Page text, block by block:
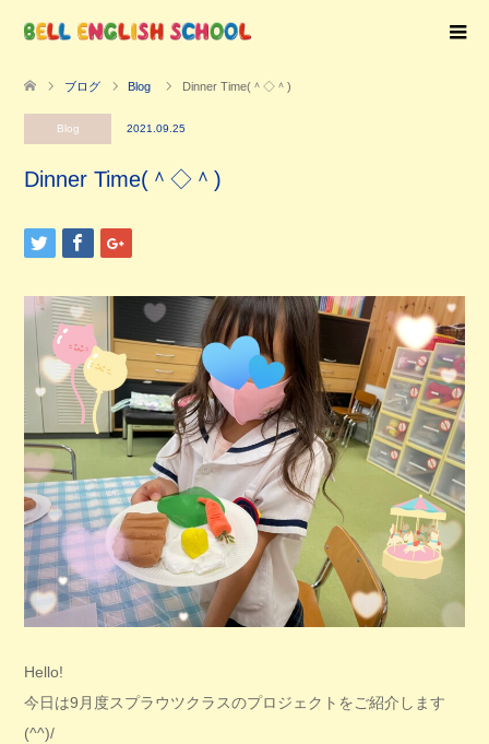
ブログ Blog Dinner Time(＾◇＾)
Blog 2021.09.25
Dinner Time(＾◇＾)
Hello!
今日は9月度スプラウツクラスのプロジェクトをご紹介します
(^^)/